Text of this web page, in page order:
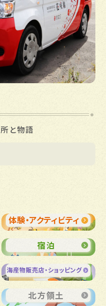
と物語
体験・アクティビティ
宿泊
海産物販売店・ショッピング
北方領土